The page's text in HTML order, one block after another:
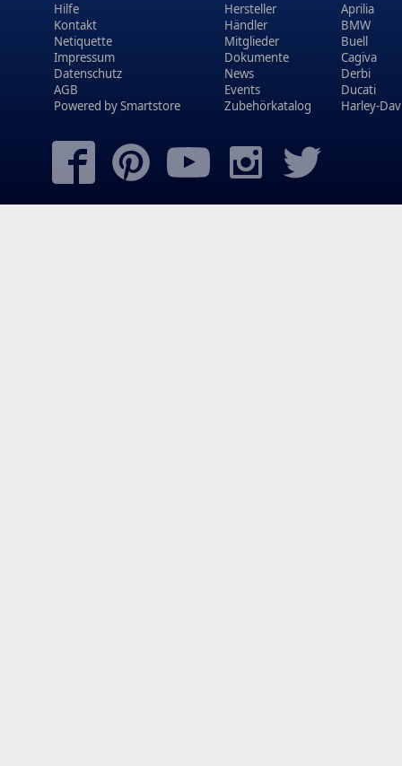
Hilfe
Kontakt
Netiquette
Impressum
Datenschutz
AGB
Powered bySmartstore
Hersteller
Händler
Mitglieder
Dokumente
News
Events
Zubehörkatalog
Aprilia
BMW
Buell
Cagiva
Derbi
Ducati
Harley-